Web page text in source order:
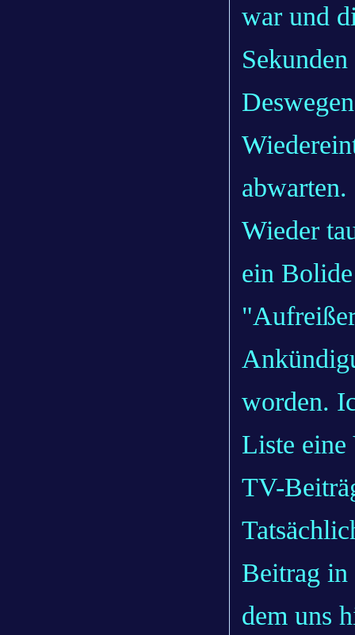
war und
abwarten.
Wieder
ein
worden.
Liste eine
TV-
Beitrag in
dem uns